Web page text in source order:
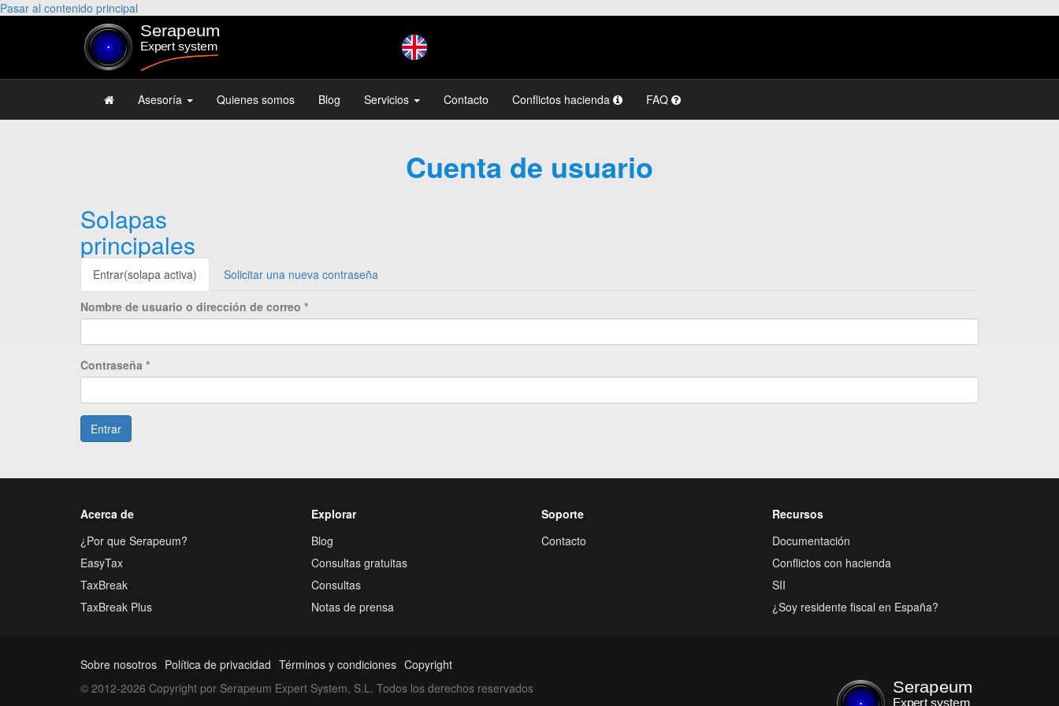
Pasar al contenido principal
Asesoría Quienes somos Blog Servicios Contacto Conflictos hacienda FAQ
Cuenta de usuario
Solapas
principales
Entrar(solapa activa) Solicitar una nueva contraseña
Nombre de usuario o dirección de correo *
Contraseña *
Entrar
Acerca de
¿Por que Serapeum?
EasyTax
TaxBreak
TaxBreak Plus
Explorar
Blog
Consultas gratuitas
Consultas
Notas de prensa
Soporte
Contacto
Recursos
Documentación
Conflictos con hacienda
SII
¿Soy residente fiscal en España?
Sobre nosotros Política de privacidad Términos y condiciones Copyright
© 2012-2026 Copyright por Serapeum Expert System, S.L. Todos los derechos reservados